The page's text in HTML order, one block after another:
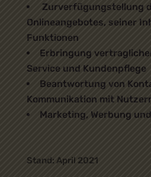
Zurverfügungstellung
Onlineangebotes, seiner
Funktionen
Erbringung
Service und Kundenpflege
Beantwortung von
Kommunikation mit
Marketing, Werbung
Stand: April 2021